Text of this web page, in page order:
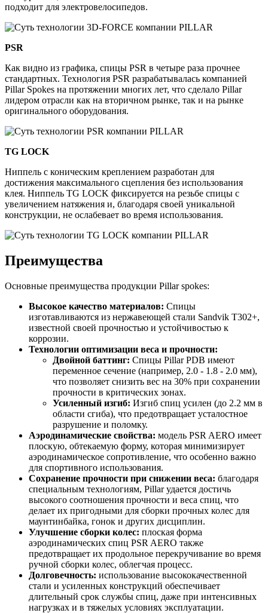
подходит для электровелосипедов.
PSR
Как видно из графика, спицы PSR в четыре раза прочнее
стандартных. Технология PSR разрабатывалась компанией
Pillar Spokes на протяжении многих лет, что сделало Pillar
лидером отрасли как на вторичном рынке, так и на рынке
оригинального оборудования.
TG LOCK
Ниппель с коническим креплением разработан для
достижения максимального сцепления без использования
клея. Ниппель TG LOCK фиксируется на резьбе спицы c
увеличением натяжения и, благодаря своей уникальной
конструкции, не ослабевает во время использования.
Преимущества
Основные преимущества продукции Pillar spokes:
Высокое качество материалов: Спицы
изготавливаются из нержавеющей стали Sandvik T302+,
известной своей прочностью и устойчивостью к
коррозии.
Технологии оптимизации веса и прочности:
Двойной баттинг: Спицы Pillar PDB имеют
переменное сечение (например, 2.0 - 1.8 - 2.0 мм),
что позволяет снизить вес на 30% при сохранении
прочности в критических зонах.
Усиленный изгиб: Изгиб спиц усилен (до 2.2 мм в
области сгиба), что предотвращает усталостное
разрушение и поломку.
Аэродинамические свойства: модель PSR AERO имеет
плоскую, обтекаемую форму, которая минимизирует
аэродинамическое сопротивление, что особенно важно
для спортивного использования.
Сохранение прочности при снижении веса: благодаря
специальным технологиям, Pillar удается достичь
высокого соотношения прочности и веса спиц, что
делает их пригодными для сборки прочных колес для
маунтинбайка, гонок и других дисциплин.
Улучшение сборки колес: плоская форма
аэродинамических спиц PSR AERO также
предотвращает их продольное перекручивание во время
ручной сборки колес, облегчая процесс.
Долговечность: использование высококачественной
стали и усиленных конструкций обеспечивает
длительный срок службы спиц, даже при интенсивных
нагрузках и в тяжелых условиях эксплуатации.